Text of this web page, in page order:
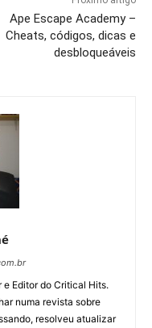
Ape Escape Academy –
Cheats, códigos, dicas e
desbloqueáveis
e Editor do Critical Hits.
numa revista sobre
resolveu atualizar